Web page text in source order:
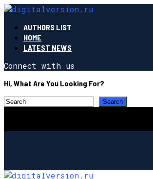
AUTHORS LIST
HOME
LATEST NEWS
Connect with us
Hi, What Are You Looking For?